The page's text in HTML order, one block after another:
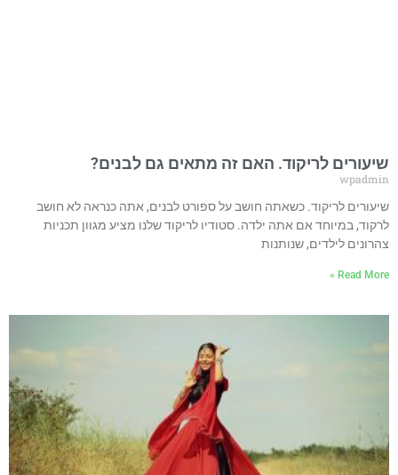
שיעורים לריקוד. האם זה מתאים גם לבנים?
wpadmin
שיעורים לריקוד. כשאתה חושב על ספורט לבנים, אתה כנראה לא חושב
לרקוד, במיוחד אם אתה ילדה. סטודיו לריקוד שלנו מציע מגוון תכניות
צהרונים לילדים, שנותנות
Read More »